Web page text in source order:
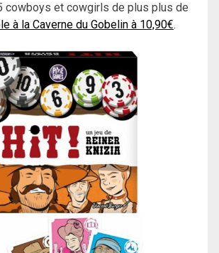
cowboys et cowgirls de plus plus de
à la Caverne du Gobelin à 10,90€.